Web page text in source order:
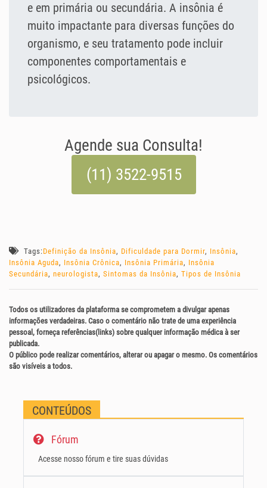
e em primária ou secundária. A insônia é
muito impactante para diversas funções do
organismo, e seu tratamento pode incluir
componentes comportamentais e
psicológicos.
Agende sua Consulta!
(11) 3522-9515
Tags:Definição da Insônia, Dificuldade para Dormir, Insônia,
Insônia Aguda, Insônia Crônica, Insônia Primária, Insônia
Secundária, neurologista, Sintomas da Insônia, Tipos de Insônia
Todos os utilizadores da plataforma se comprometem a divulgar apenas
informações verdadeiras. Caso o comentário não trate de uma experiência
pessoal, forneça referências(links) sobre qualquer informação médica à ser
publicada.
O público pode realizar comentários, alterar ou apagar o mesmo. Os comentários
são visíveis a todos.
CONTEÚDOS
Fórum
Acesse nosso fórum e tire suas dúvidas